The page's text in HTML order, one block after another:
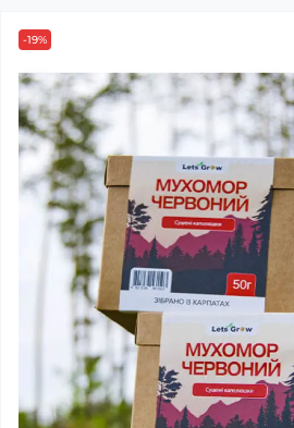
-19%